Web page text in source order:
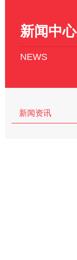
新闻中心
NEWS
新闻资讯